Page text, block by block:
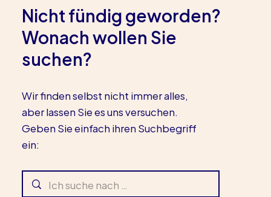
Nicht fündig geworden?
Wonach wollen Sie
suchen?
Wir finden selbst nicht immer alles,
aber lassen Sie es uns versuchen.
Geben Sie einfach ihren Suchbegriff
ein: